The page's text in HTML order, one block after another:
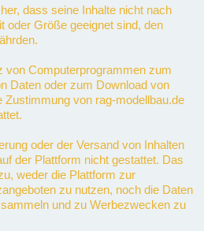
dass seine Inhalte nicht nach
oder Größe geeignet sind, den
von Computerprogrammen zum
Daten oder zum Download von
Zustimmung von rag-modellbau.de
oder der Versand von Inhalten
der Plattform nicht gestattet. Das
weder die Plattform zur
zu nutzen, noch die Daten
und zu Werbezwecken zu